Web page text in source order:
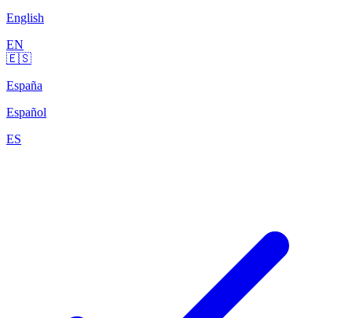
English
EN
🇪🇸
España
Español
ES